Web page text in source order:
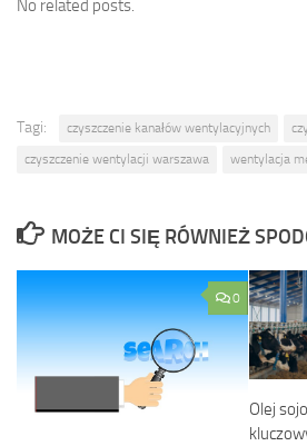
No related posts.
Tagi: czyszczenie kanałów wentylacyjnych
czyszczenie wentylacji warszawa
wentylacja
MOŻE CI SIĘ RÓWNIEŻ
0
Olej